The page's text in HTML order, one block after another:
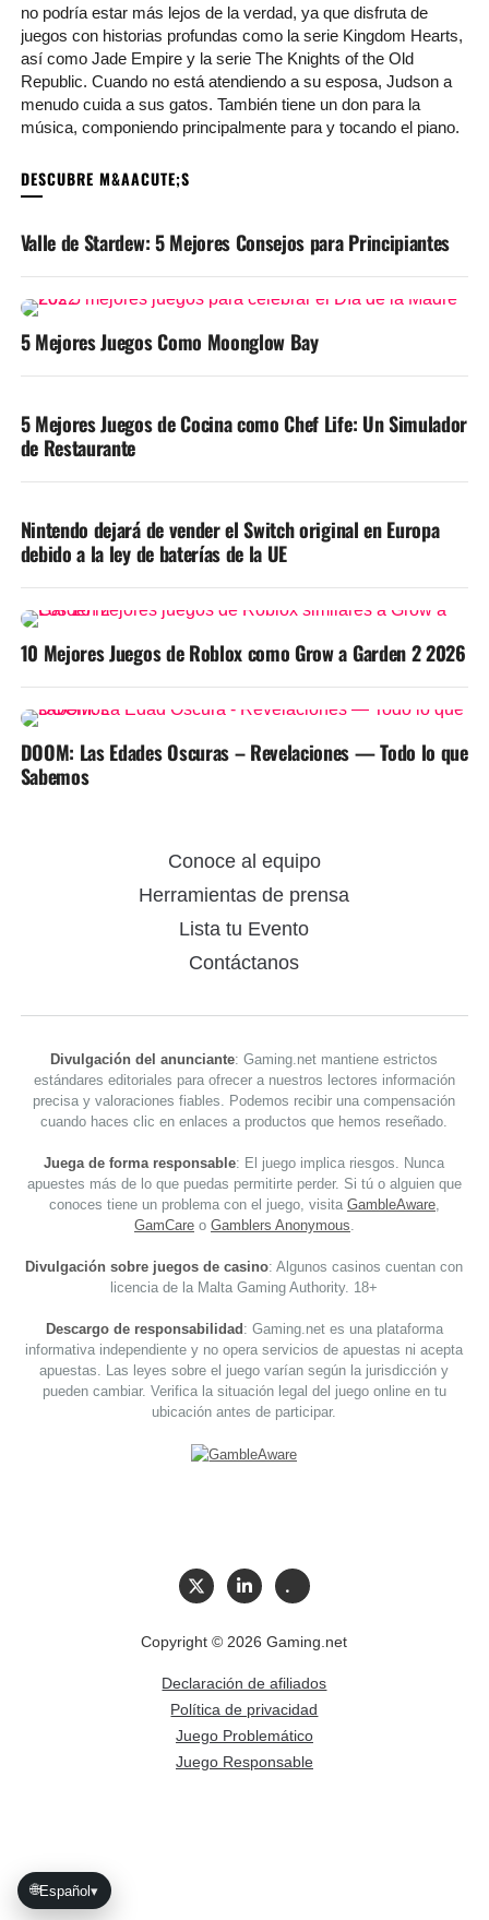
no podría estar más lejos de la verdad, ya que disfruta de
juegos con historias profundas como la serie Kingdom Hearts,
así como Jade Empire y la serie The Knights of the Old
Republic. Cuando no está atendiendo a su esposa, Judson a
menudo cuida a sus gatos. También tiene un don para la
música, componiendo principalmente para y tocando el piano.
Valle de Stardew: 5 Mejores Consejos para Principiantes
5 Mejores Juegos Como Moonglow Bay
5 Mejores Juegos de Cocina como Chef Life: Un Simulador
de Restaurante
Nintendo dejará de vender el Switch original en Europa
debido a la ley de baterías de la UE
10 Mejores Juegos de Roblox como Grow a Garden 2 2026
DOOM: Las Edades Oscuras – Revelaciones — Todo lo que
Sabemos
Conoce al equipo
Herramientas de prensa
Lista tu Evento
Contáctanos
Divulgación del anunciante: Gaming.net mantiene estrictos
estándares editoriales para ofrecer a nuestros lectores información
precisa y valoraciones fiables. Podemos recibir una compensación
cuando haces clic en enlaces a productos que hemos reseñado.
Juega de forma responsable: El juego implica riesgos. Nunca
apuestes más de lo que puedas permitirte perder. Si tú o alguien que
conoces tiene un problema con el juego, visita GambleAware,
GamCareo Gamblers Anonymous.
Divulgación sobre juegos de casino: Algunos casinos cuentan con
licencia de la Malta Gaming Authority. 18+
Descargo de responsabilidad : Gaming.net es una plataforma
informativa independiente y no opera servicios de apuestas ni acepta
apuestas. Las leyes sobre el juego varían según la jurisdicción y
pueden cambiar. Verifica la situación legal del juego online en tu
ubicación antes de participar.
Copyright © 2026 Gaming.net
Declaración de afiliados
Política de privacidad
Juego Problemático
Juego Responsable
🌐Español▾